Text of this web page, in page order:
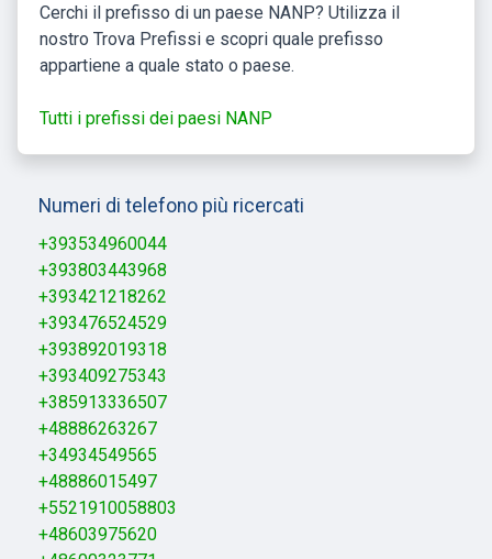
Cerchi il prefisso di un paese NANP? Utilizza il
nostro Trova Prefissi e scopri quale prefisso
appartiene a quale stato o paese.
Tutti i prefissi dei paesi NANP
Numeri di telefono più ricercati
+393534960044
+393803443968
+393421218262
+393476524529
+393892019318
+393409275343
+385913336507
+48886263267
+34934549565
+48886015497
+5521910058803
+48603975620